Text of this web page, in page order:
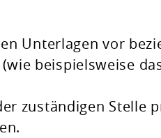
Unterlagen vor
beispielsweise
zuständigen Stelle